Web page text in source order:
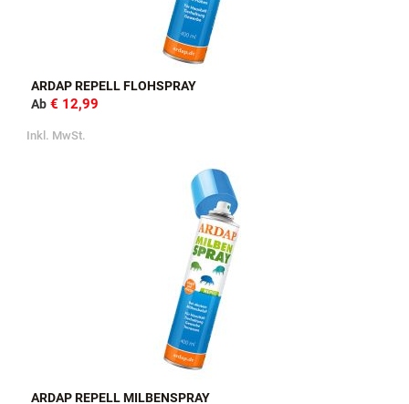
ARDAP REPELL FLOHSPRAY
Ab € 12,99
Inkl. MwSt.
ARDAP REPELL MILBENSPRAY